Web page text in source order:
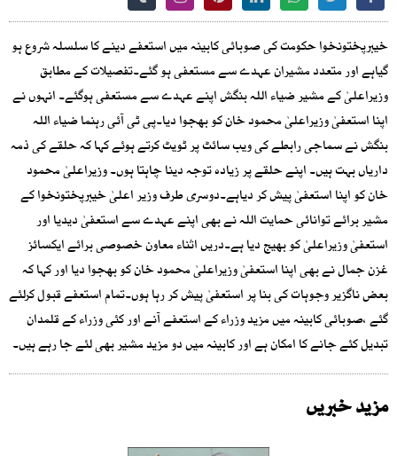
خیبرپختونخوا حکومت کی صوبائی کابینہ میں استعفے دینے کا سلسلہ شروع ہو
گیاہے اور متعدد مشیران عہدے سے مستعفی ہو گئے۔تفصیلات کے مطابق
وزیراعلیٰ کے مشیر ضیاء اللہ بنگش اپنے عہدے سے مستعفی ہوگئے۔ انہوں نے
اپنا استعفیٰ وزیراعلیٰ محمود خان کو بھجوا دیا۔پی ٹی آئی رہنما ضیاء اللہ
بنگش نے سماجی رابطے کی ویب سائٹ پر ٹویٹ کرتے ہوئے کہا کہ حلقے کی ذمہ
داریاں بہت ہیں۔ اپنے حلقے پر زیادہ توجہ دینا چاہتا ہوں۔ وزیراعلیٰ محمود
خان کو اپنا استعفیٰ پیش کر دیاہے۔دوسری طرف وزیر اعلیٰ خیبرپختونخوا کے
مشیر برائے توانائی حمایت اللہ نے بھی اپنے عہدے سے استعفیٰ دیدیا اور
استعفیٰ وزیراعلیٰ کو بھیج دیا ہے۔دریں اثناء معاون خصوصی برائے ایکسائز
غزن جمال نے بھی اپنا استعفیٰ وزیراعلیٰ محمود خان کو بھجوا دیا اور کہا کہ
بعض ناگزیر وجوہات کی بنا پر استعفیٰ پیش کر رہا ہوں۔تمام استعفے قبول کرلئے
گئے ،صوبائی کابینہ میں مزید وزراء کے استعفے آنے اور کئی وزراء کے قلمدان
تبدیل کئے جانے کا امکان ہے اور کابینہ میں دو مزید مشیر بھی لئے جا رہے ہیں۔
مزید خبریں